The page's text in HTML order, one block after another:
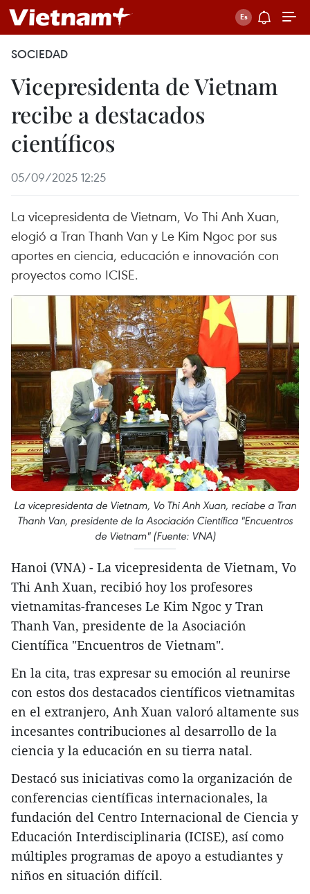
SOCIEDAD
Vicepresidenta de Vietnam
recibe a destacados
científicos
05/09/2025 12:25
La vicepresidenta de Vietnam, Vo Thi Anh Xuan,
elogió a Tran Thanh Van y Le Kim Ngoc por sus
aportes en ciencia, educación e innovación con
proyectos como ICISE.
La vicepresidenta de Vietnam, Vo Thi Anh Xuan, reciabe a Tran
Thanh Van, presidente de la Asociación Científica "Encuentros
de Vietnam" (Fuente: VNA)
Hanoi (VNA) - La vicepresidenta de Vietnam, Vo
Thi Anh Xuan, recibió hoy los profesores
vietnamitas-franceses Le Kim Ngoc y Tran
Thanh Van, presidente de la Asociación
Científica "Encuentros de Vietnam".
En la cita, tras expresar su emoción al reunirse
con estos dos destacados científicos vietnamitas
en el extranjero, Anh Xuan valoró altamente sus
incesantes contribuciones al desarrollo de la
ciencia y la educación en su tierra natal.
Destacó sus iniciativas como la organización de
conferencias científicas internacionales, la
fundación del Centro Internacional de Ciencia y
Educación Interdisciplinaria (ICISE), así como
múltiples programas de apoyo a estudiantes y
niños en situación difícil.